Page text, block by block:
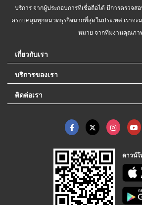
บริการ จากผู้ประกอบการที่เชื่อถือได้ มีการตรวจ
ครอบคลุมทุกหมวดธุรกิจมากที่สุดในประเทศ เราจ
หมาย จากทีมงานคุณภา
เกี่ยวกับเรา
บริการของเรา
ติดต่อเรา
ดาวน์